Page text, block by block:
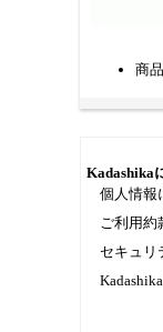
商
Kadashika
個人情報
ご利用約
セキュリ